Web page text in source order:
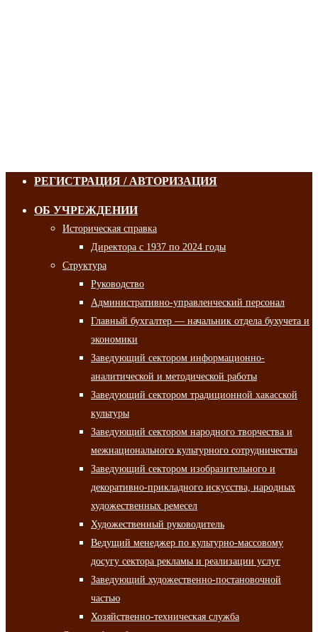
РЕГИСТРАЦИЯ / АВТОРИЗАЦИЯ
ОБ УЧРЕЖДЕНИИ
Историческая справка
Директора с 1937 по 2024 годы
Структура
Руководство
Административно-управленческий персонал
Главный бухгалтер — начальник отдела бухучета и
экономики
Заведующий сектором информационно-
аналитической и методической работы
Заведующий сектором традиционной хакасской
культуры
Заведующий сектором народного творчества и
межнационального культурного сотрудничества
Заведующий сектором изобразительного и
декоративно-прикладного искусства, народных
художественных ремесел
Художественный руководитель
Ведущий менеджер по культурно-массовому
досугу сектора рекламы и реализации услуг
Заведующий художественно-постановочной
частью
Хозяйственно-техническая служба